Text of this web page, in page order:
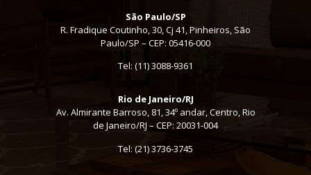
São Paulo/SP
R. Fradique Coutinho, 30, Cj 41, Pinheiros, São
Paulo/SP – CEP: 05416-000
Tel: (11) 3088-9361
Rio de Janeiro/RJ
Av. Almirante Barroso, 81, 34º andar, Centro, Rio
de Janeiro/RJ – CEP: 20031-004
Tel: (21) 3736-3745